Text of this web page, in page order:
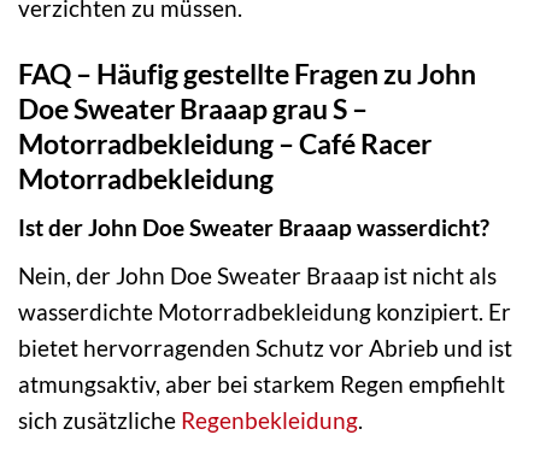
verzichten zu müssen.
FAQ – Häufig gestellte Fragen zu John
Doe Sweater Braaap grau S –
Motorradbekleidung – Café Racer
Motorradbekleidung
Ist der John Doe Sweater Braaap wasserdicht?
Nein, der John Doe Sweater Braaap ist nicht als
wasserdichte Motorradbekleidung konzipiert. Er
bietet hervorragenden Schutz vor Abrieb und ist
atmungsaktiv, aber bei starkem Regen empfiehlt
sich zusätzliche Regenbekleidung.